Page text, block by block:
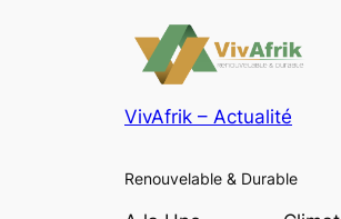
VivAfrik – Actualité
Renouvelable & Durable